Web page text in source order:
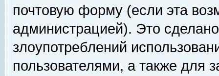
почтовую форму (если эта
администрацией). Это
злоупотреблений
пользователями, а также для